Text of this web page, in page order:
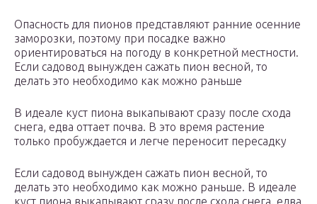
Опасность для пионов представляют ранние осенние
заморозки, поэтому при посадке важно
ориентироваться на погоду в конкретной местности.
Если садовод вынужден сажать пион весной, то
делать это необходимо как можно раньше
В идеале куст пиона выкапывают сразу после схода
снега, едва оттает почва. В это время растение
только пробуждается и легче переносит пересадку
Если садовод вынужден сажать пион весной, то
делать это необходимо как можно раньше. В идеале
куст пиона выкапывают сразу после схода снега, едва